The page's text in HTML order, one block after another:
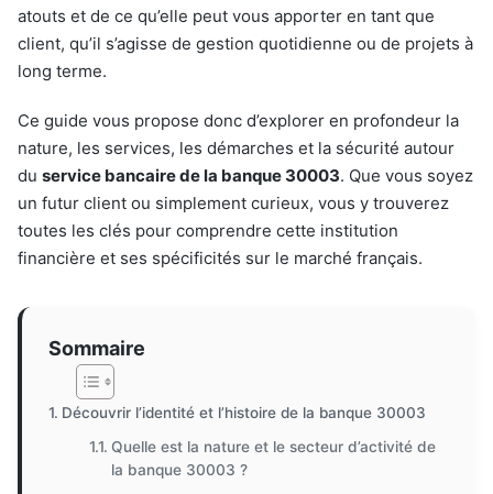
atouts et de ce qu’elle peut vous apporter en tant que
client, qu’il s’agisse de gestion quotidienne ou de projets à
long terme.
Ce guide vous propose donc d’explorer en profondeur la
nature, les services, les démarches et la sécurité autour
du service bancaire de la banque 30003. Que vous soyez
un futur client ou simplement curieux, vous y trouverez
toutes les clés pour comprendre cette institution
financière et ses spécificités sur le marché français.
Sommaire
Découvrir l’identité et l’histoire de la banque 30003
Quelle est la nature et le secteur d’activité de
la banque 30003 ?